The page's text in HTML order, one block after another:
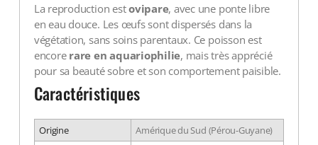
La reproduction estovipare, avec une ponte libre
en eau douce. Les œufs sont dispersés dans la
végétation, sans soins parentaux. Ce poisson est
encore rare en aquariophilie, mais très apprécié
pour sa beauté sobre et son comportement paisible.
Caractéristiques
Origine
Amérique du Sud (Pérou-Guyane)